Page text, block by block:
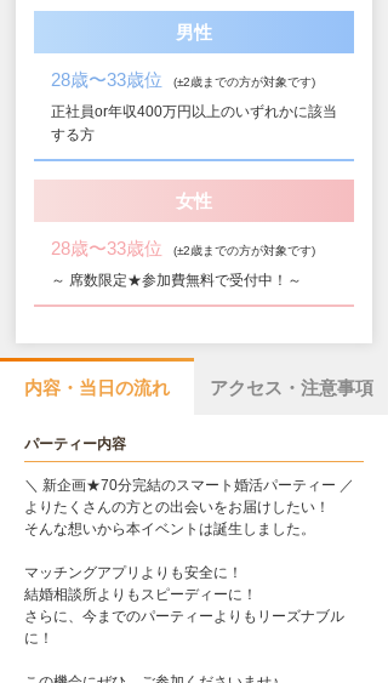
男性
28歳〜33歳位 (±2歳までの方が対象です)
正社員or年収400万円以上のいずれかに該当
する方
女性
28歳〜33歳位 (±2歳までの方が対象です)
～ 席数限定★参加費無料で受付中！～
内容・当日の流れ アクセス・注意事項
パーティー内容
＼ 新企画★70分完結のスマート婚活パーティー ／
よりたくさんの方との出会いをお届けしたい！
そんな想いから本イベントは誕生しました。
マッチングアプリよりも安全に！
結婚相談所よりもスピーディーに！
さらに、今までのパーティーよりもリーズナブル
に！